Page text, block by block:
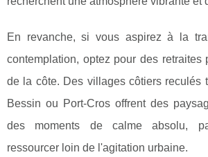
En revanche, si vous aspirez à la
contemplation, optez pour des retraites
de la côte. Des villages côtiers reculés
Bessin ou Port-Cros offrent des
des moments de calme absolu,
ressourcer loin de l'agitation urbaine.